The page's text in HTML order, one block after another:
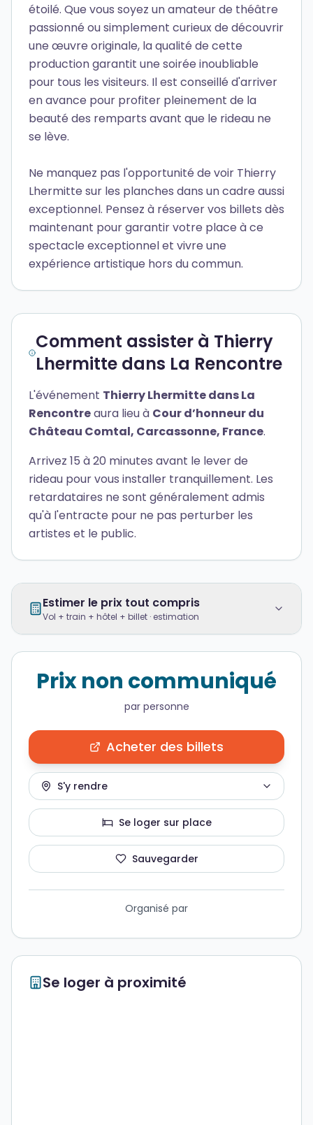
étoilé. Que vous soyez un amateur de théâtre
passionné ou simplement curieux de découvrir
une œuvre originale, la qualité de cette
production garantit une soirée inoubliable
pour tous les visiteurs. Il est conseillé d'arriver
en avance pour profiter pleinement de la
beauté des remparts avant que le rideau ne
se lève.
Ne manquez pas l'opportunité de voir Thierry
Lhermitte sur les planches dans un cadre aussi
exceptionnel. Pensez à réserver vos billets dès
maintenant pour garantir votre place à ce
spectacle exceptionnel et vivre une
expérience artistique hors du commun.
Comment assister à Thierry
Lhermitte dans La Rencontre
L'événement Thierry Lhermitte dans La
Rencontreaura lieu à Cour dʼhonneur du
Château Comtal, Carcassonne, France.
Arrivez 15 à 20 minutes avant le lever de
rideau pour vous installer tranquillement. Les
retardataires ne sont généralement admis
qu'à l'entracte pour ne pas perturber les
artistes et le public.
Estimer le prix tout compris
Vol + train + hôtel + billet · estimation
Prix non communiqué
par personne
Acheter des billets
S'y rendre
Se loger sur place
Sauvegarder
Organisé par
Se loger à proximité